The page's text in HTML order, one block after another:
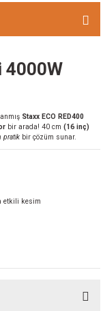
4000W
Staxx ECO RED400
bir arada! 40 cm (16 inç)
pratik bir çözüm sunar.
etkili kesim